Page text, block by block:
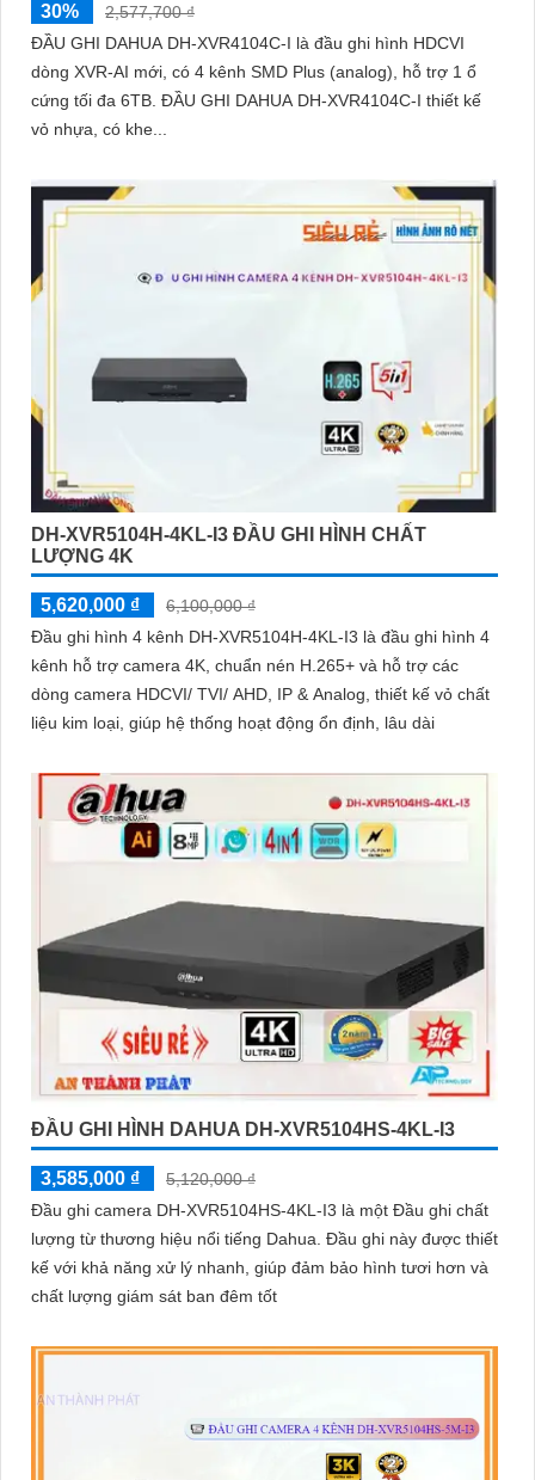
30%
2,577,700 ₫
ĐẦU GHI DAHUA DH-XVR4104C-I là đầu ghi hình HDCVI
dòng XVR-AI mới, có 4 kênh SMD Plus (analog), hỗ trợ 1 ổ
cứng tối đa 6TB. ĐẦU GHI DAHUA DH-XVR4104C-I thiết kế
vỏ nhựa, có khe...
DH-XVR5104H-4KL-I3 ĐẦU GHI HÌNH CHẤT
LƯỢNG 4K
5,620,000 ₫
6,100,000 ₫
Đầu ghi hình 4 kênh DH-XVR5104H-4KL-I3 là đầu ghi hình 4
kênh hỗ trợ camera 4K, chuẩn nén H.265+ và hỗ trợ các
dòng camera HDCVI/ TVI/ AHD, IP & Analog, thiết kế vỏ chất
liệu kim loại, giúp hệ thống hoạt động ổn định, lâu dài
ĐẦU GHI HÌNH DAHUA DH-XVR5104HS-4KL-I3
3,585,000 ₫
5,120,000 ₫
Đầu ghi camera DH-XVR5104HS-4KL-I3 là một Đầu ghi chất
lượng từ thương hiệu nổi tiếng Dahua. Đầu ghi này được thiết
kế với khả năng xử lý nhanh, giúp đảm bảo hình tươi hơn và
chất lượng giám sát ban đêm tốt